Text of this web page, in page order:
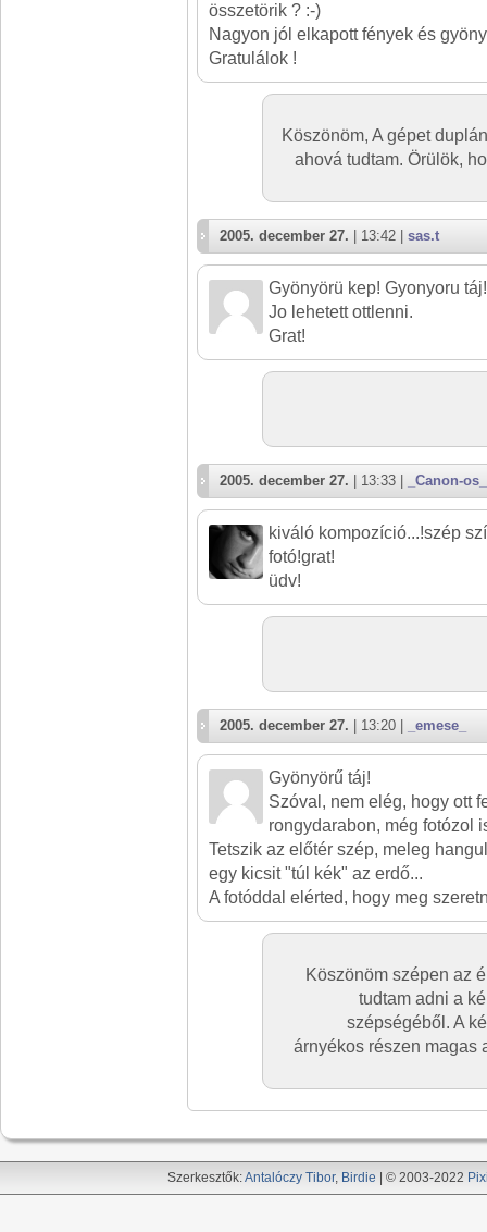
összetörik ? :-)
Nagyon jól elkapott fények és
Gratulálok !
Köszönöm, A gépet
ahová tudtam. Örülök,
2005. december 27. | 13:42 | sas.t
Gyönyörü kep! Gyonyoru táj!
Jo lehetett ottlenni.
Grat!
2005. december 27. | 13:33 | _Canon-os_
kiváló kompozíció...!szép
fotó!grat!
üdv!
2005. december 27. | 13:20 | _emese_
Gyönyörű táj!
Szóval, nem elég, hogy ott
rongydarabon, még fotózol
Tetszik az előtér szép, meleg
egy kicsit "túl kék" az erdő...
A fotóddal elérted, hogy meg
Köszönöm szépen az
tudtam adni a
szépségéből. A
árnyékos részen magas
Szerkesztők:Antalóczy Tibor, Birdie | © 2003-2022